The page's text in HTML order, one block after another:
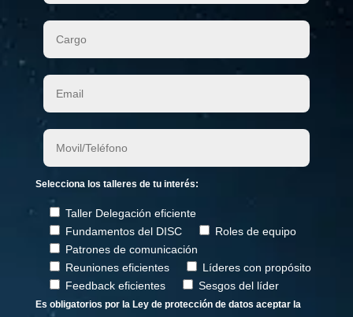
Selecciona los talleres de tu interés:
Taller Delegación eficiente
Fundamentos del DISC
Roles de equipo
Patrones de comunicación
Reuniones eficientes
Líderes con propósito
Feedback eficientes
Sesgos del líder
Es obligatorios por la Ley de protección de datos aceptar la